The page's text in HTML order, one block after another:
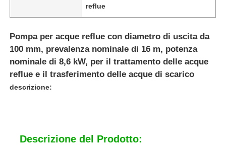
reflue
Pompa per acque reflue con diametro di uscita da
100 mm, prevalenza nominale di 16 m, potenza
nominale di 8,6 kW, per il trattamento delle acque
reflue e il trasferimento delle acque di scarico
descrizione:
Descrizione del Prodotto: